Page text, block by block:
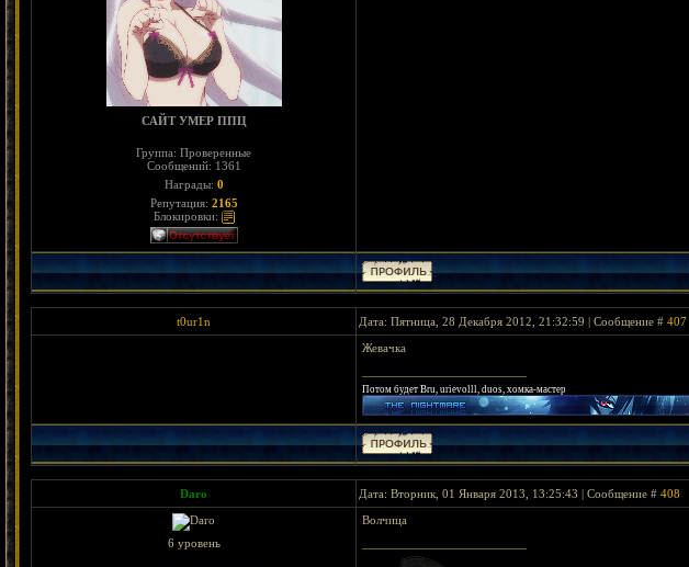
САЙТ УМЕР ППЦ
Группа: Проверенные
Сообщений: 1361
Награды: 0
Репутация: 2165
Блокировки:
t0ur1n Дата: Пятница, 28 Декабря 2012, 21:32:59 | Сообщение # 407
Жевачка
Потом будет Bru, urievolll, duos, хомка-мастер
Daro Дата: Вторник, 01 Января 2013, 13:25:43 | Сообщение # 408
6 уровень
Волчица